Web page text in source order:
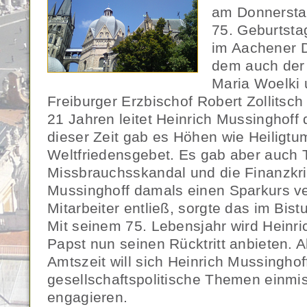
am
75.
im Aachener
dem auch
Maria Woelki
Freiburger Erzbischof Robert
21 Jahren leitet Heinrich Mussinghoff
dieser Zeit gab es Höhen wie
Weltfriedensgebet. Es gab aber auch
Missbrauchsskandal und die
Mussinghoff damals einen Sparkurs
Mitarbeiter entließ, sorgte das im
Mit seinem 75. Lebensjahr wird
Papst nun seinen Rücktritt anbieten.
Amtszeit will sich Heinrich
gesellschaftspolitische Themen
engagieren.